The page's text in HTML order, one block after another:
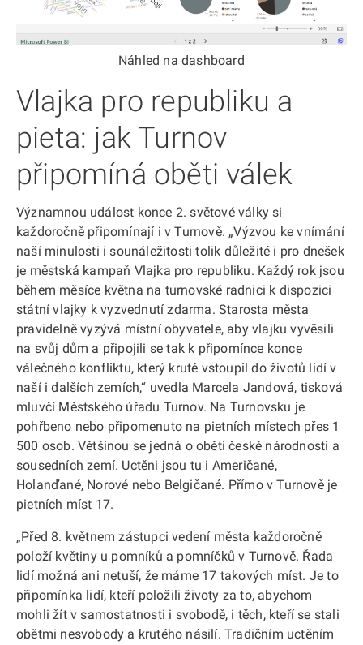
Náhled na dashboard
Vlajka pro republiku a
pieta: jak Turnov
připomíná oběti válek
Významnou událost konce 2. světové války si
každoročně připomínají i v Turnově. „Výzvou ke vnímání
naší minulosti i sounáležitosti tolik důležité i pro dnešek
je městská kampaň Vlajka pro republiku. Každý rok jsou
během měsíce května na turnovské radnici k dispozici
státní vlajky k vyzvednutí zdarma. Starosta města
pravidelně vyzývá místní obyvatele, aby vlajku vyvěsili
na svůj dům a připojili se tak k připomínce konce
válečného konfliktu, který krutě vstoupil do životů lidí v
naší i dalších zemích,“ uvedla Marcela Jandová, tisková
mluvčí Městského úřadu Turnov. Na Turnovsku je
pohřbeno nebo připomenuto na pietních místech přes 1
500 osob. Většinou se jedná o oběti české národnosti a
sousedních zemí. Uctěni jsou tu i Američané,
Holanďané, Norové nebo Belgičané. Přímo v Turnově je
pietních míst 17.
„Před 8. květnem zástupci vedení města každoročně
položí květiny u pomníků a pomníčků v Turnově. Řada
lidí možná ani netuší, že máme 17 takových míst. Je to
připomínka lidí, kteří položili životy za to, abychom
mohli žít v samostatnosti i svobodě, i těch, kteří se stali
obětmi nesvobody a krutého násilí. Tradičním uctěním